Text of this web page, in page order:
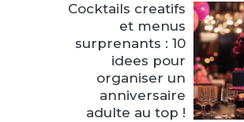
Cocktails creatifs
et menus
surprenants : 10
idees pour
organiser un
anniversaire
adulte au top !